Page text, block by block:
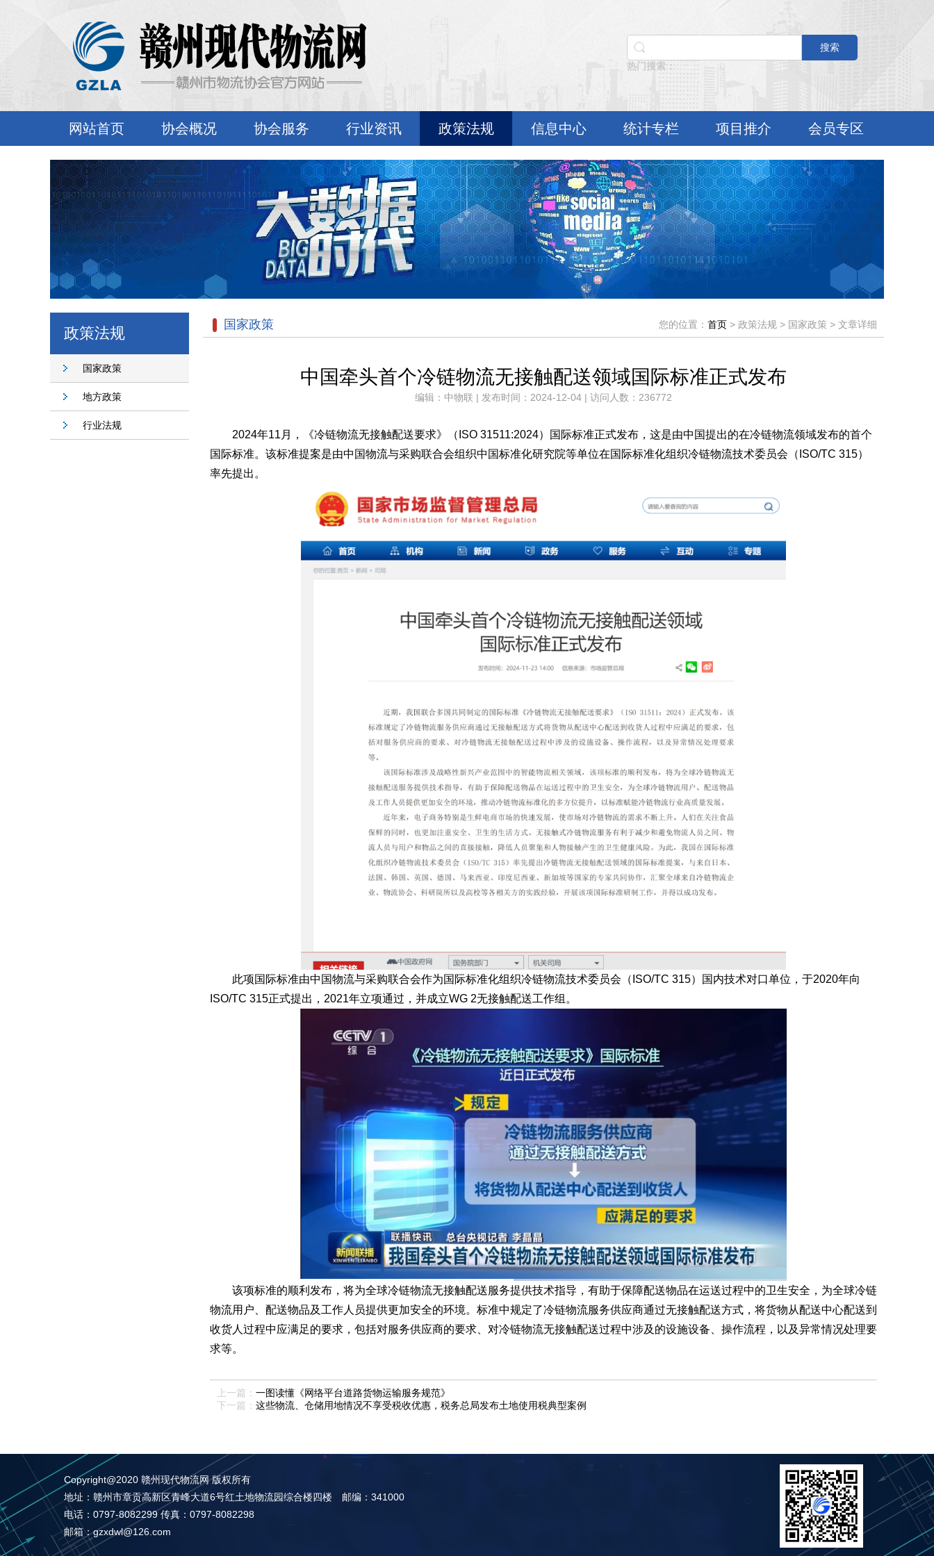
搜索
热门搜索：
网站首页 协会概况 协会服务 行业资讯 政策法规 信息中心 统计专栏 项目推介 会员专区
政策法规
国家政策
地方政策
行业法规
国家政策 您的位置： 首页 > 政策法规 > 国家政策 > 文章详细
中国牵头首个冷链物流无接触配送领域国际标准正式发布
编辑：中物联 | 发布时间：2024-12-04 | 访问人数：236772
2024年11月，《冷链物流无接触配送要求》（ISO 31511:2024）国际标准正式发布，这是由中国提出的在冷链物流领域发布的首个
国际标准。该标准提案是由中国物流与采购联合会组织中国标准化研究院等单位在国际标准化组织冷链物流技术委员会（ISO/TC 315）
率先提出。
此项国际标准由中国物流与采购联合会作为国际标准化组织冷链物流技术委员会（ISO/TC 315）国内技术对口单位，于2020年向
ISO/TC 315正式提出，2021年立项通过，并成立WG 2无接触配送工作组。
该项标准的顺利发布，将为全球冷链物流无接触配送服务提供技术指导，有助于保障配送物品在运送过程中的卫生安全，为全球冷链
物流用户、配送物品及工作人员提供更加安全的环境。标准中规定了冷链物流服务供应商通过无接触配送方式，将货物从配送中心配送到
收货人过程中应满足的要求，包括对服务供应商的要求、对冷链物流无接触配送过程中涉及的设施设备、操作流程，以及异常情况处理要
求等。
上一篇： 一图读懂《网络平台道路货物运输服务规范》
下一篇： 这些物流、仓储用地情况不享受税收优惠，税务总局发布土地使用税典型案例
Copyright@2020 赣州现代物流网 版权所有
地址：赣州市章贡高新区青峰大道6号红土地物流园综合楼四楼 邮编：341000
电话：0797-8082299 传真：0797-8082298
邮箱：gzxdwl@126.com